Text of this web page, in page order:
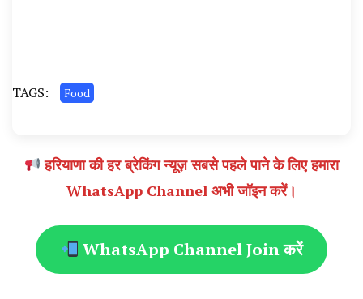
TAGS: Food
हरियाणा की हर ब्रेकिंग न्यूज़ सबसे पहले पाने के लिए हमारा
WhatsApp Channel अभी जॉइन करें।
WhatsApp Channel Join करें